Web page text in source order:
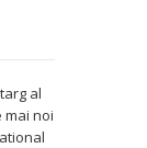
al
mai noi